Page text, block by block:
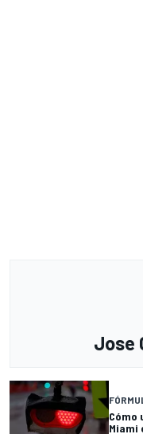
Jose
Cómo
Miami